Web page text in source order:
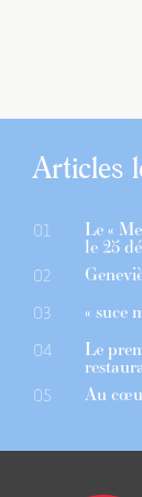
Articles
01 Le «
le 25
02
03 « suce
04 Le
05 Au